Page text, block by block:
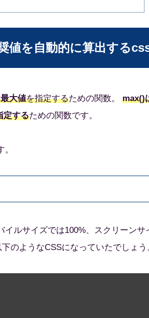
値を自動的に算出する
大値を指定するための関数。 max()
定するための関数です。
ルサイズでは100%、スクリーンサ
のようなCSSになっていたでしょう